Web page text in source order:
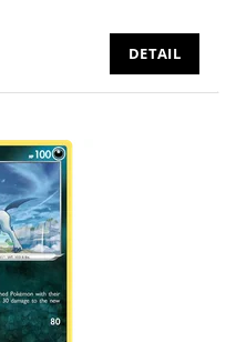
DETAIL